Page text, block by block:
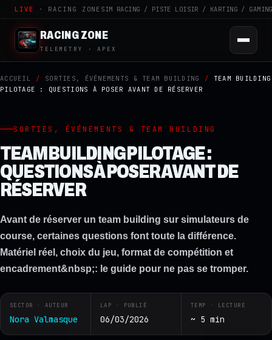
LIVE · RACING ZONE SIM RACING / PISTE LOISIR / KARTING / GAMING
RACING ZONE
TELEMETRY · APEX
ACCUEIL / SORTIES, ÉVÉNEMENTS & TEAM BUILDING /
TEAM BUILDING
PILOTAGE : QUESTIONS À POSER AVANT DE RÉSERVER
SORTIES, ÉVÉNEMENTS & TEAM BUILDING
TEAM BUILDING PILOTAGE :
QUESTIONS À POSER AVANT DE
RÉSERVER
Avant de réserver un team building sur simulateurs de
course, certaines questions font toute la différence.
Matériel réel, choix du jeu, format de compétition et
encadrement&nbsp;: le guide pour ne pas se tromper.
SECTOR · AUTEUR
Nora Valmasque
LAP · PUBLIÉ
06/03/2026
TEMP · LECTURE
~ 5 min